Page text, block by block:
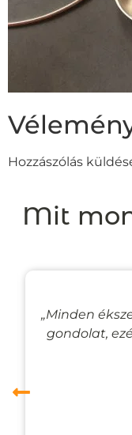
Hozzászólás
Mit
„Minden
gondolat,